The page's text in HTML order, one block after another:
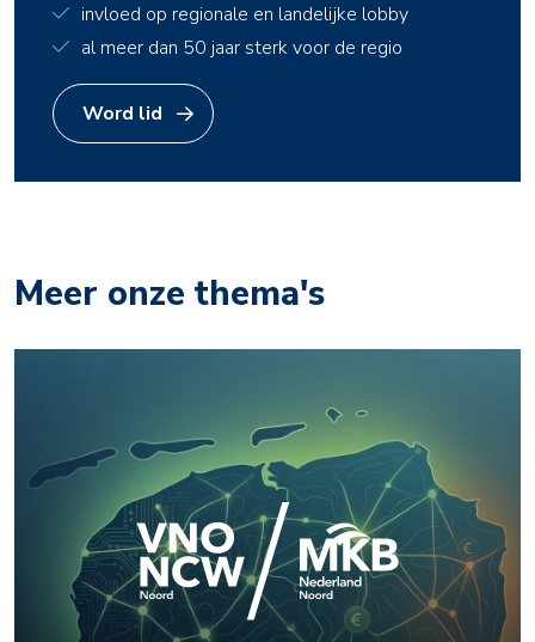
invloed op regionale en landelijke lobby
al meer dan 50 jaar sterk voor de regio
Word lid
Meer onze thema's